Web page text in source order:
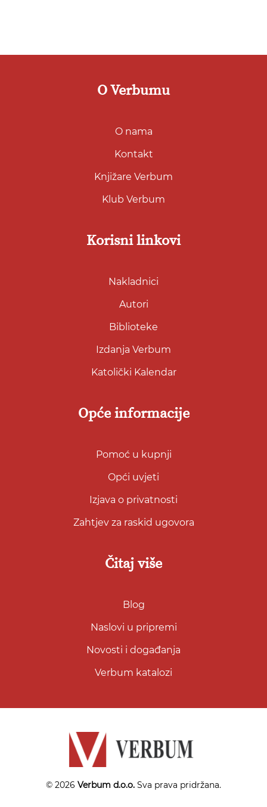
O Verbumu
O nama
Kontakt
Knjižare Verbum
Klub Verbum
Korisni linkovi
Nakladnici
Autori
Biblioteke
Izdanja Verbum
Katolički Kalendar
Opće informacije
Pomoć u kupnji
Opći uvjeti
Izjava o privatnosti
Zahtjev za raskid ugovora
Čitaj više
Blog
Naslovi u pripremi
Novosti i događanja
Verbum katalozi
© 2026 Verbum d.o.o. Sva prava pridržana.